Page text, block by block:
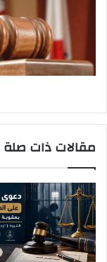
مقالات ذات صلة